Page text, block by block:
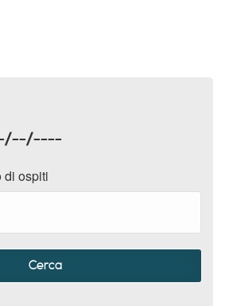
di ospiti
Cerca